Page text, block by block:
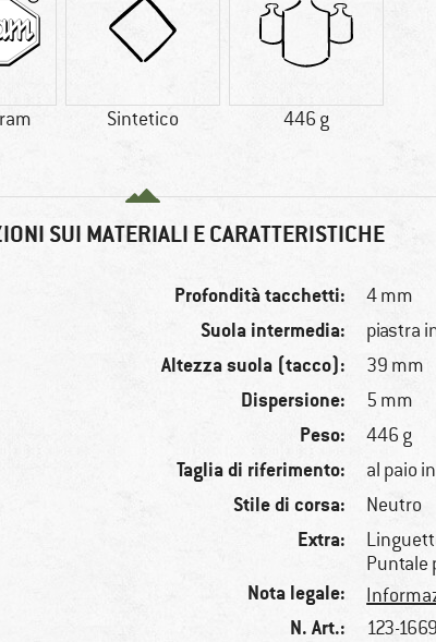
Sintetico 446 g
SUI MATERIALI E CARATTERISTICHE
Profondità tacchetti: 4 mm
Suola intermedia: piastra
Altezza suola (tacco): 39 mm
Dispersione: 5 mm
Peso: 446 g
Taglia di riferimento: al paio
Stile di corsa: Neutro
Extra:
Puntale
Nota legale:
N. Art.: 123-1669